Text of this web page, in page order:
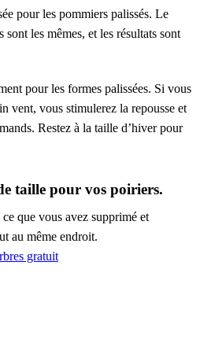
pour les pommiers palissés. Le
les mêmes, et les résultats sont
pour les formes palissées. Si vous
vent, vous stimulerez la repousse et
Restez à la taille d’hiver pour
taille pour vos poiriers.
que vous avez supprimé et
au même endroit.
gratuit